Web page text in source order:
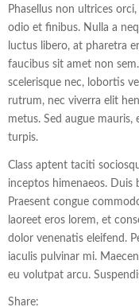
Phasellus non ultrices
odio et finibus. Nulla a
luctus libero, at pharetra
faucibus sit amet non
scelerisque nec, lobortis
rutrum, nec viverra elit
metus. Sed augue mauris,
turpis.
Class aptent taciti
inceptos himenaeos. Duis
Praesent congue
laoreet eros lorem, et
dolor venenatis eleifend.
iaculis pulvinar mi.
eu volutpat arcu.
Share: